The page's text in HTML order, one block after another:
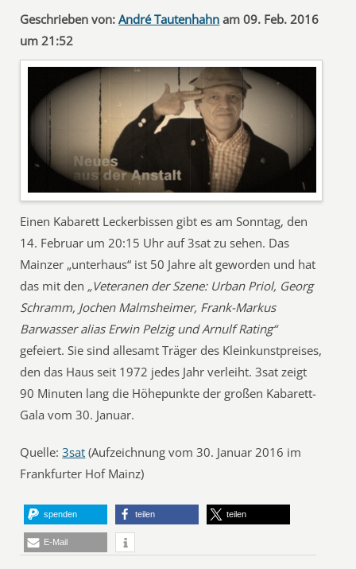
Geschrieben von: André Tautenhahn am 09. Feb. 2016
um 21:52
Einen Kabarett Leckerbissen gibt es am Sonntag, den
14. Februar um 20:15 Uhr auf 3sat zu sehen. Das
Mainzer „unterhaus“ ist 50 Jahre alt geworden und hat
das mit den „Veteranen der Szene: Urban Priol, Georg
Schramm, Jochen Malmsheimer, Frank-Markus
Barwasser alias Erwin Pelzig und Arnulf Rating“
gefeiert. Sie sind allesamt Träger des Kleinkunstpreises,
den das Haus seit 1972 jedes Jahr verleiht. 3sat zeigt
90 Minuten lang die Höhepunkte der großen Kabarett-
Gala vom 30. Januar.
Quelle:3sat (Aufzeichnung vom 30. Januar 2016 im
Frankfurter Hof Mainz)
spenden teilen teilen
E-Mail